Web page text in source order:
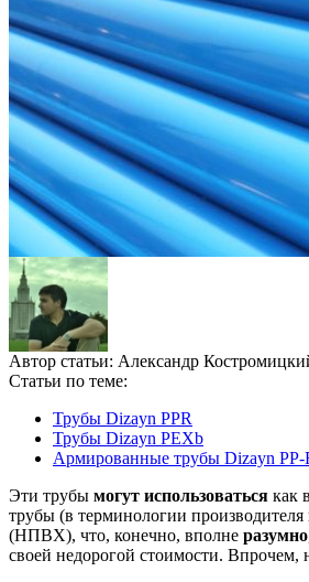
Автор статьи: Александр
Статьи по теме:
Трубы Dizayn PPR
Трубы Dizayn PEXb
Армированные трубы Dizayn PP-
Эти трубы могут использоваться как
трубы (в терминологии
(НПВХ), что, конечно, вполне разумно
своей недорогой стоимости. Впрочем,